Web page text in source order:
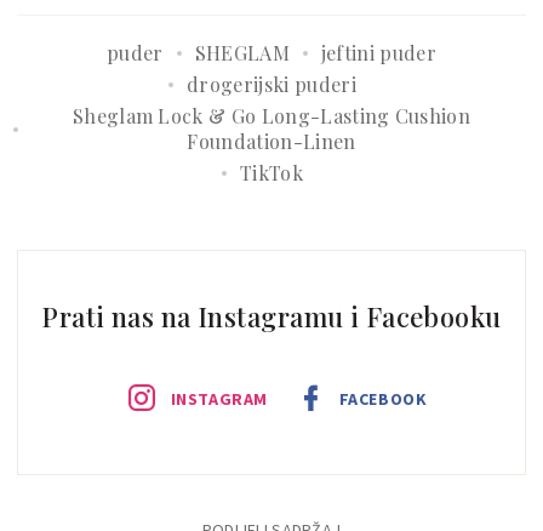
puder SHEGLAM
jeftini puder
drogerijski puderi
Sheglam Lock & Go Long-Lasting Cushion
Foundation-Linen
TikTok
Prati nas na Instagramu i Facebooku
INSTAGRAM FACEBOOK